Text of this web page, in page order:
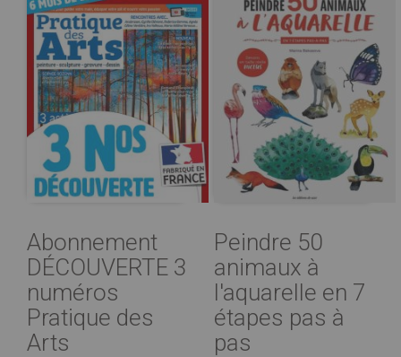
Abonnement
DÉCOUVERTE 3
numéros
Pratique des
Arts
Peindre 50
animaux à
l'aquarelle en 7
étapes pas à
pas